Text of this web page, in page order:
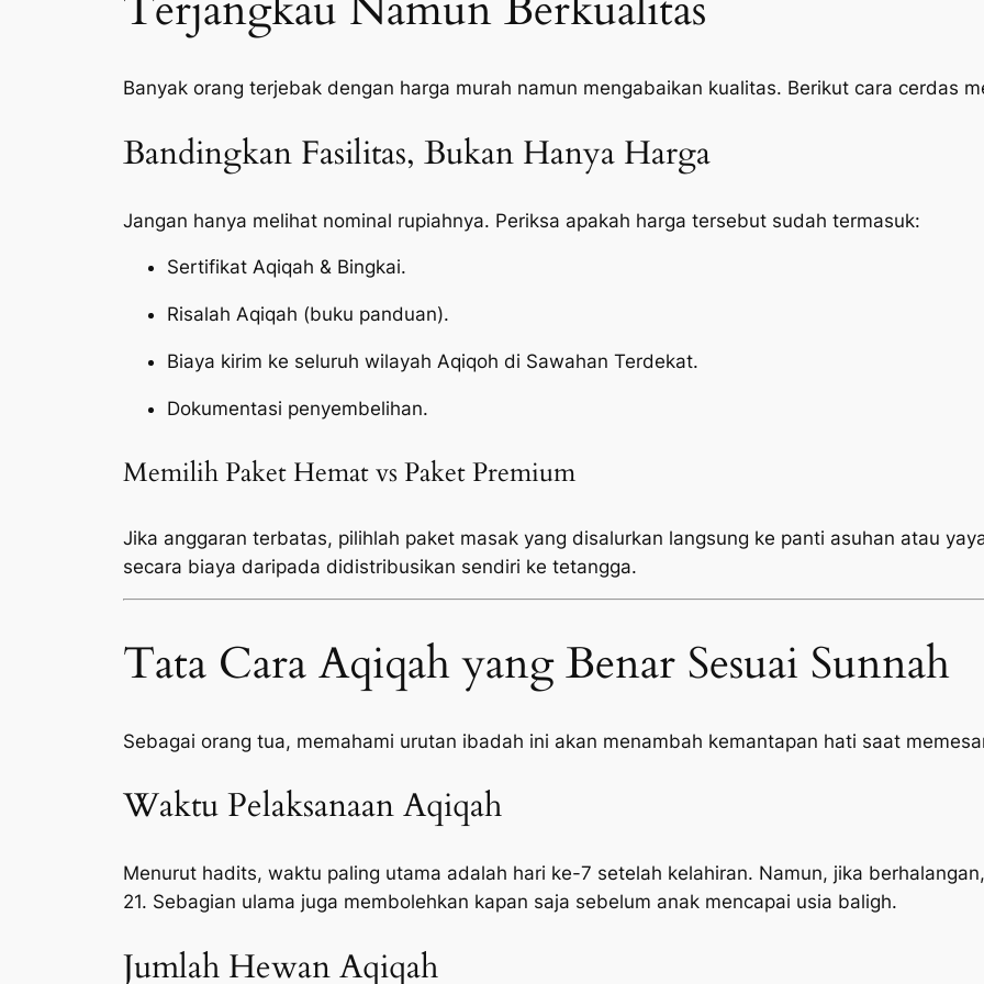
Banyak orang terjebak dengan harga murah namun mengabaikan kualitas. Berikut cara cerdas
Bandingkan Fasilitas, Bukan Hanya Harga
Jangan hanya melihat nominal rupiahnya. Periksa apakah harga tersebut sudah termasuk:
Sertifikat Aqiqah & Bingkai.
Risalah Aqiqah (buku panduan).
Biaya kirim ke seluruh wilayah Aqiqoh di Sawahan Terdekat.
Dokumentasi penyembelihan.
Memilih Paket Hemat vs Paket Premium
Jika anggaran terbatas, pilihlah paket masak yang disalurkan langsung ke panti asuhan atau
secara biaya daripada didistribusikan sendiri ke tetangga.
Tata Cara Aqiqah yang Benar Sesuai Sunnah
Sebagai orang tua, memahami urutan ibadah ini akan menambah kemantapan hati saat
Waktu Pelaksanaan Aqiqah
Menurut hadits, waktu paling utama adalah hari ke-7 setelah kelahiran. Namun, jika
21. Sebagian ulama juga membolehkan kapan saja sebelum anak mencapai usia baligh.
Jumlah Hewan Aqiqah